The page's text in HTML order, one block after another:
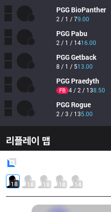
PGG BioPanther
2 / 1 / 79.00
PGG Pabu
2 / 1 / 1416.00
PGGGetback
8 / 1 / 513.00
PGG Praedyth
FB 4 / 2 / 138.50
PGG Rogue
2 / 3 / 135.00
리플레이 맵
18 18 18 18 14